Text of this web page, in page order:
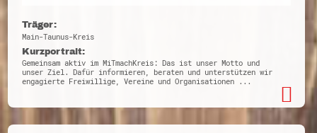
Träger:
Main-Taunus-Kreis
Kurzportrait:
Gemeinsam aktiv im MiTmachKreis: Das ist unser Motto und
unser Ziel. Dafür informieren, beraten und unterstützen wir
engagierte Freiwillige, Vereine und Organisationen ...